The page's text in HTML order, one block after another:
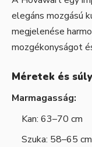
elegáns mozgású
megjelenése
mozgékonyságot
Méretek és súly
Marmagasság:
Kan: 63–70 cm
Szuka: 58–65 cm